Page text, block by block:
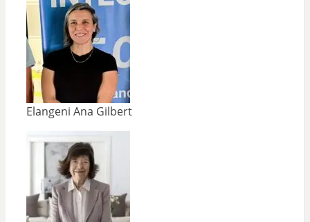
Elangeni Ana Gilbert